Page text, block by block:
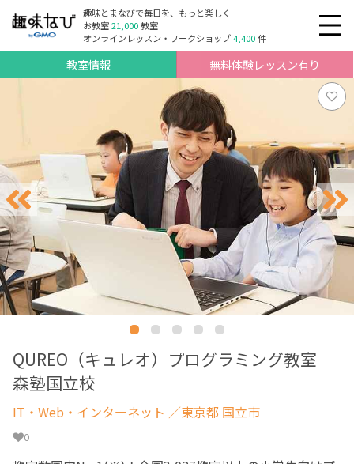
趣味とまなびで毎日を、もっと楽しく
お教室21,000教室
オンラインレッスン・ワークショップ4,400件
教室情報 無料体験レッスン有り
QUREO（キュレオ）プログラミング教室
森塾国立校
IT・Web・インターネット ／東京都 国立市
0